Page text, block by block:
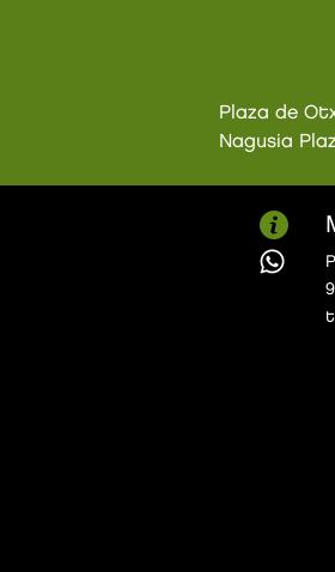
Plaza de
Nagusia